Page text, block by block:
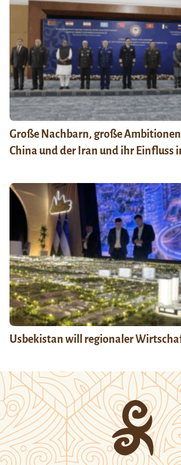
Große Nachbarn, große
China und der Iran und ihr Einfluss
Usbekistan will regionaler